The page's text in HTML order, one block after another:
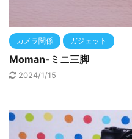
カメラ関係 ガジェット
Moman-ミニ三脚
2024/1/15